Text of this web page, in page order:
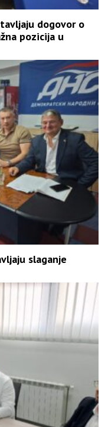
dogovor o
pozicija u
slaganje